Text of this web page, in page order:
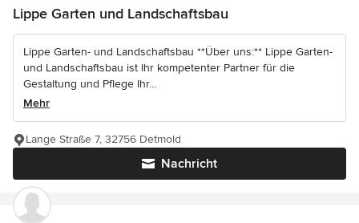
Lippe Garten und Landschaftsbau
Lippe Garten- und Landschaftsbau **Über uns:** Lippe Garten-
und Landschaftsbau ist Ihr kompetenter Partner für die
Gestaltung und Pflege Ihr...
Mehr
Nachricht
Lange Straße 7, 32756 Detmold